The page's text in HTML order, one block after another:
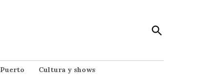
Open
Search
Puerto
Cultura y shows